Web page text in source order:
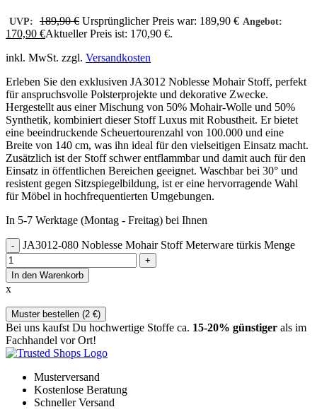
UVP: 189,90€ Ursprünglicher Preis war: 189,90 € Angebot:
170,90 €Aktueller Preis ist: 170,90 €.
inkl. MwSt. zzgl. Versandkosten
Erleben Sie den exklusiven JA3012 Noblesse Mohair Stoff, perfekt
für anspruchsvolle Polsterprojekte und dekorative Zwecke.
Hergestellt aus einer Mischung von 50% Mohair-Wolle und 50%
Synthetik, kombiniert dieser Stoff Luxus mit Robustheit. Er bietet
eine beeindruckende Scheuertourenzahl von 100.000 und eine
Breite von 140 cm, was ihn ideal für den vielseitigen Einsatz macht.
Zusätzlich ist der Stoff schwer entflammbar und damit auch für den
Einsatz in öffentlichen Bereichen geeignet. Waschbar bei 30° und
resistent gegen Sitzspiegelbildung, ist er eine hervorragende Wahl
für Möbel in hochfrequentierten Umgebungen.
In 5-7 Werktage (Montag - Freitag) bei Ihnen
JA3012-080 Noblesse Mohair Stoff Meterware türkis Menge
In den Warenkorb
x
Muster bestellen (2 €)
Bei uns kaufst Du hochwertige Stoffe ca. 15-20% günstiger als im
Fachhandel vor Ort!
Musterversand
Kostenlose Beratung
Schneller Versand